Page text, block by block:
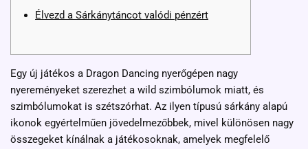
Élvezd a Sárkánytáncot valódi pénzért
Egy új játékos a Dragon Dancing nyerőgépen nagy
nyereményeket szerezhet a wild szimbólumok miatt, és
szimbólumokat is szétszórhat. Az ilyen típusú sárkány alapú
ikonok egyértelműen jövedelmezőbbek, mivel különösen nagy
összegeket kínálnak a játékosoknak, amelyek megfelelő